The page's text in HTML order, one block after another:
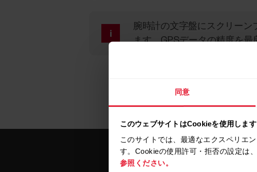
同意
このウェブサイトはCookieを使用します
このサイトでは、最適なエクスペリエ
す。Cookieの使用許可・拒否の設定は
参照ください。
腕時計の文字盤にスクリーン
ます。GPSデータの精度を